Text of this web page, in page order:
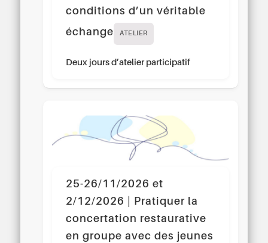
conditions d’un véritable
échange
ATELIER
Deux jours d’atelier participatif
25-26/11/2026 et
2/12/2026 | Pratiquer la
concertation restaurative
en groupe avec des jeunes